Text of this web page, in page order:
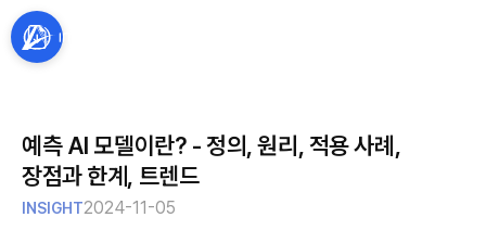
예측 AI 모델이란? - 정의, 원리, 적용 사례,
장점과 한계, 트렌드
INSIGHT2024-11-05